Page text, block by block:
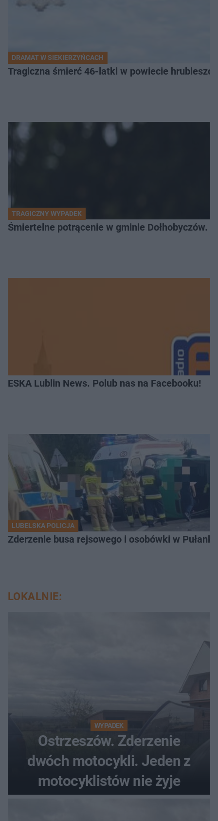
DRAMAT W SIEKIERZYŃCACH
Tragiczna śmierć 46-latki w powiecie
TRAGICZNY WYPADEK
Śmiertelne potrącenie w gminie Dołhobyczów.
ESKA Lublin News. Polub nas na Facebooku!
LUBELSKA POLICJA
Zderzenie busa rejsowego i osobówki w
LOKALNIE:
WYPADEK
Ostrzeszów. Zderzenie
dwóch motocykli. Jeden z
motocyklistów nie żyje